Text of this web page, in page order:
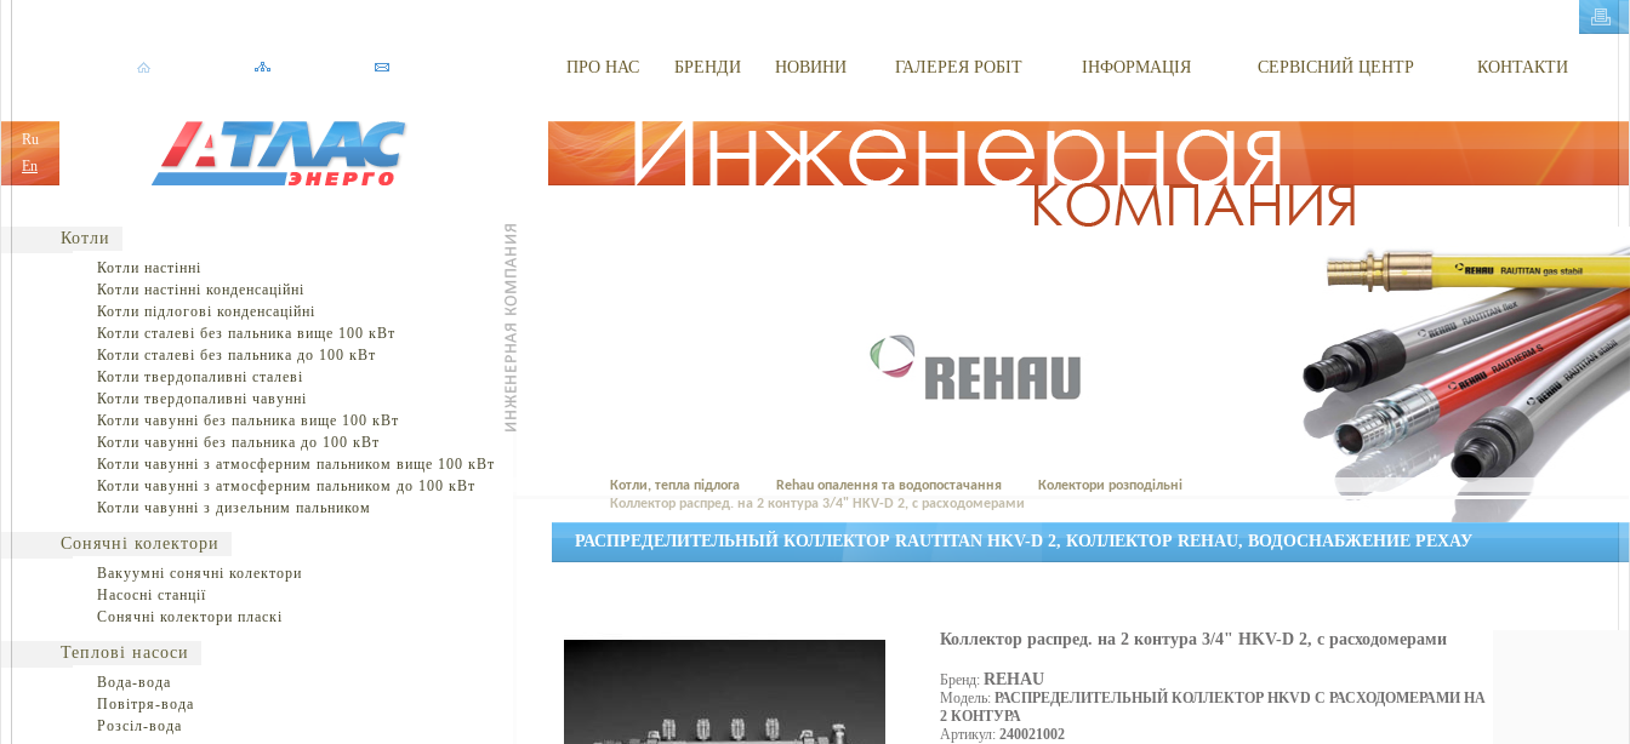
Ru
En
ПРО НАС БРЕНДИ НОВИНИ ГАЛЕРЕЯ РОБІТ ІНФОРМАЦІЯ СЕРВІСНИЙ ЦЕНТР КОНТАКТИ
Котли
Котли настінні
Котли настінні конденсаційні
Котли підлогові конденсаційні
Котли сталеві без пальника вище 100 кВт
Котли сталеві без пальника до 100 кВт
Котли твердопаливні сталеві
Котли твердопаливні чавунні
Котли чавунні без пальника вище 100 кВт
Котли чавунні без пальника до 100 кВт
Котли чавунні з атмосферним пальником вище 100 кВт
Котли чавунні з атмосферним пальником до 100 кВт
Котли чавунні з дизельним пальником
Сонячні колектори
Вакуумні сонячні колектори
Насосні станції
Сонячні колектори пласкі
Теплові насоси
Вода-вода
Повітря-вода
Розсіл-вода
Котли, тепла підлога Rehau опалення та водопостачання
Колектори розподільні
Коллектор распред. на 2 контура 3/4" HKV-D 2, с расходомерами
РАСПРЕДЕЛИТЕЛЬНЫЙ КОЛЛЕКТОР RAUTITAN HKV-D 2, КОЛЛЕКТОР REHAU, ВОДОСНАБЖЕНИЕ РЕХАУ
Коллектор распред. на 2 контура 3/4" HKV-D 2, с расходомерами
Бренд:REHAU
Модель:РАСПРЕДЕЛИТЕЛЬНЫЙ КОЛЛЕКТОР HKVD С РАСХОДОМЕРАМИ НА
2 КОНТУРА
Артикул:240021002